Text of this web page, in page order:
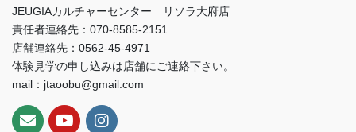
JEUGIAカルチャーセンター リソラ大府店
責任者連絡先：070-8585-2151
店舗連絡先：0562-45-4971
体験見学の申し込みは店舗にご連絡下さい。
mail：jtaoobu@gmail.com